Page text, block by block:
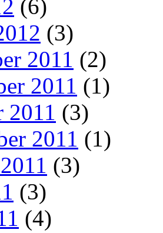
(6)
(3)
2011 (2)
2011 (1)
2011 (3)
2011 (1)
(3)
(3)
(4)